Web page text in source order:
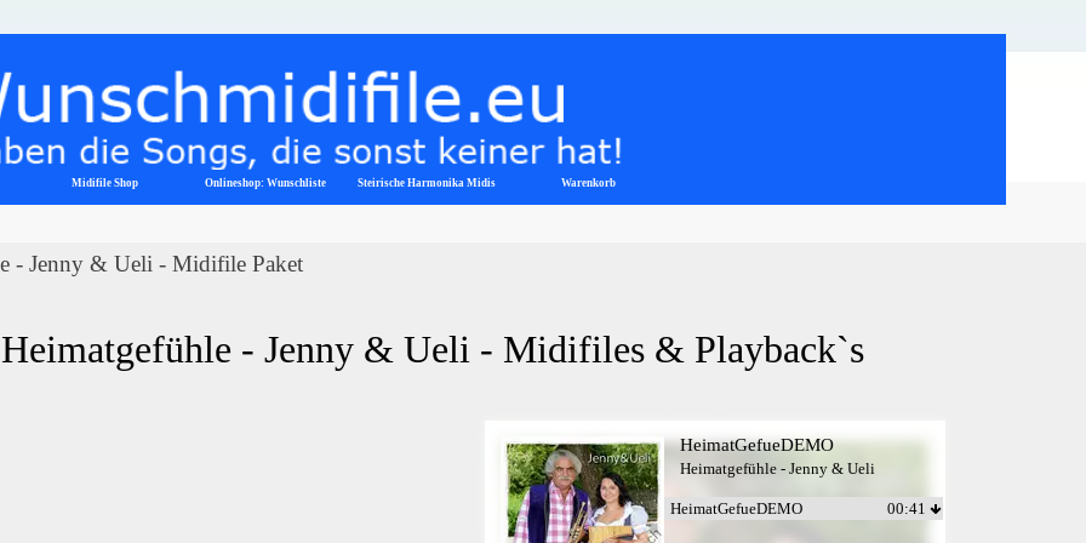
Menü überspringen
Midifile Shop ▼
Onlineshop: Wunschliste Steirische Harmonika Midis ▼
Warenkorb
- Jenny & Ueli - Midifile Paket
Heimatgefühle - Jenny & Ueli - Midifiles & Playback`s
HeimatGefueDEMO
Heimatgefühle - Jenny & Ueli
HeimatGefueDEMO 00:41